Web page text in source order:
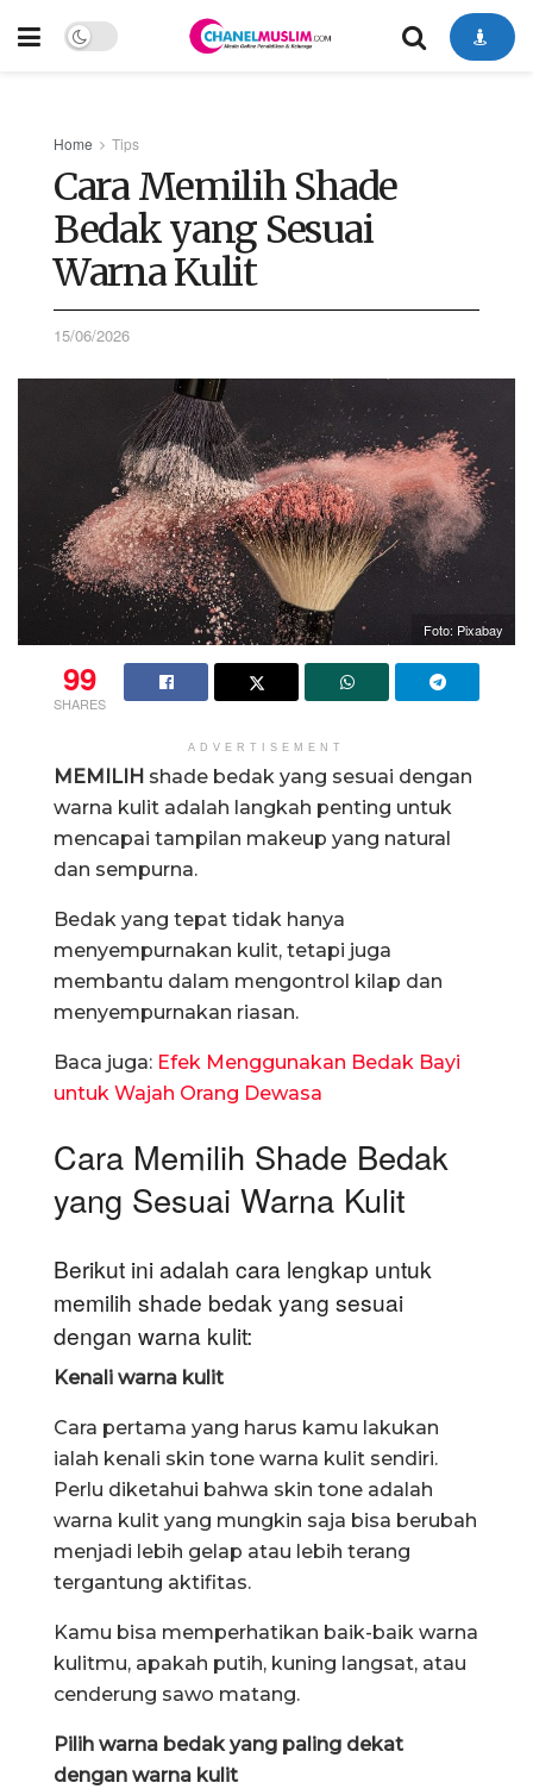
Home Tips
Cara Memilih Shade
Bedak yang Sesuai
Warna Kulit
15/06/2026
Foto: Pixabay
99
SHARES
ADVERTISEMENT
MEMILIH shade bedak yang sesuai dengan
warna kulit adalah langkah penting untuk
mencapai tampilan makeup yang natural
dan sempurna.
Bedak yang tepat tidak hanya
menyempurnakan kulit, tetapi juga
membantu dalam mengontrol kilap dan
menyempurnakan riasan.
Baca juga: Efek Menggunakan Bedak Bayi
untuk Wajah Orang Dewasa
Cara Memilih Shade Bedak
yang Sesuai Warna Kulit
Berikut ini adalah cara lengkap untuk
memilih shade bedak yang sesuai
dengan warna kulit:
Kenali warna kulit
Cara pertama yang harus kamu lakukan
ialah kenali skin tone warna kulit sendiri.
Perlu diketahui bahwa skin tone adalah
warna kulit yang mungkin saja bisa berubah
menjadi lebih gelap atau lebih terang
tergantung aktifitas.
Kamu bisa memperhatikan baik-baik warna
kulitmu, apakah putih, kuning langsat, atau
cenderung sawo matang.
Pilih warna bedak yang paling dekat
dengan warna kulit